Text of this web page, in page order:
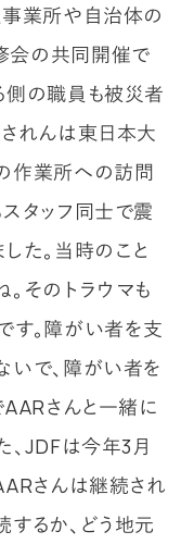
事業所や自治体の
会の共同開催で
側の職員も被災者
されんは東日本大
作業所への訪問
タッフ同士で震
た。当時のこと
そのトラウマも
す。障がい者を支
いで、障がい者を
AARさんと一緒に
、JDFは今年3月
さんは継続され
るか、どう地元